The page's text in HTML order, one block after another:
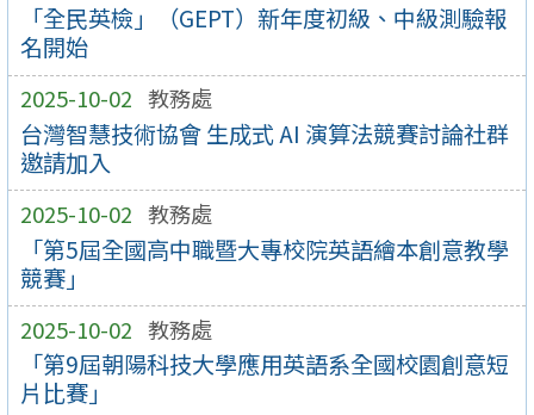
「全民英檢」（GEPT）新年度初級、中級測驗報
名開始
2025-10-02 教務處
台灣智慧技術協會 生成式 AI 演算法競賽討論社群
邀請加入
2025-10-02 教務處
「第5屆全國高中職暨大專校院英語繪本創意教學
競賽」
2025-10-02 教務處
「第9屆朝陽科技大學應用英語系全國校園創意短
片比賽」